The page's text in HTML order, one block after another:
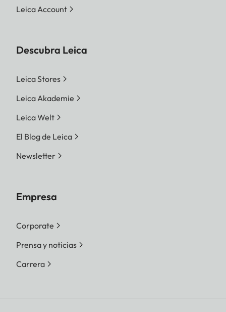
Leica Account
Descubra Leica
Leica Stores
Leica Akademie
Leica Welt
El Blog de Leica
Newsletter
Empresa
Corporate
Prensa y noticias
Carrera